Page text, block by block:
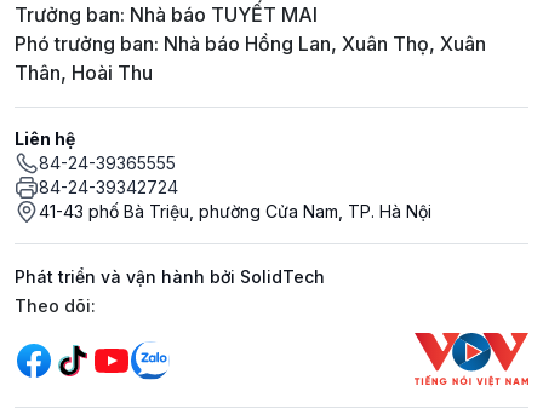
Trưởng ban: Nhà báo TUYẾT MAI
Phó trưởng ban: Nhà báo Hồng Lan, Xuân Thọ, Xuân
Thân, Hoài Thu
Liên hệ
84-24-39365555
84-24-39342724
41-43 phố Bà Triệu, phường Cửa Nam, TP. Hà Nội
Phát triển và vận hành bởi SolidTech
Mạng xã hội
Theo dõi: